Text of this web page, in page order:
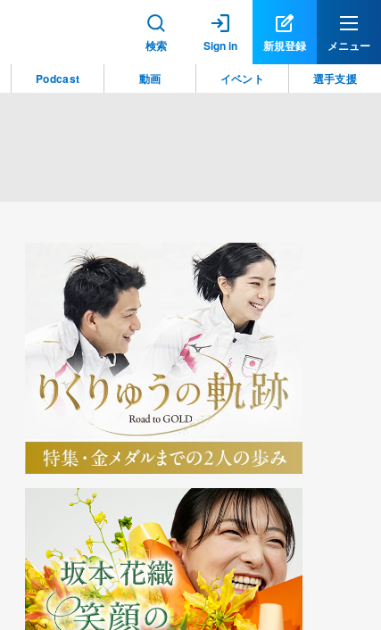
検索 Sign in 新規登録 メニュー
Podcast 動画 イベント 選手支援